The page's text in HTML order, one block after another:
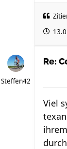
Steffen42
Re:
Viel